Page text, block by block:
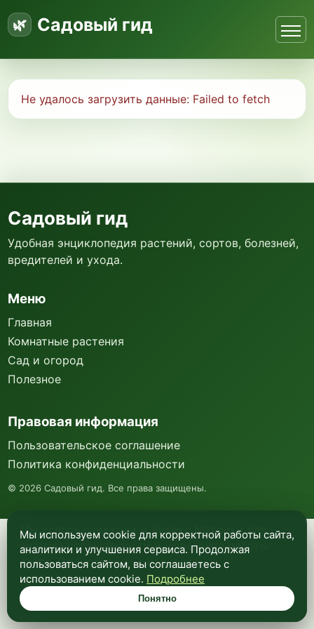
Садовый гид
Не удалось загрузить данные: Failed to fetch
Мы используем куки и Яндекс Метрику для
анализа посещаемости и улучшения работы
сайта. Подробнее —в политике
конфиденциальности.
Понятно
Садовый гид
Удобная энциклопедия растений, сортов, болезней,
вредителей и ухода.
Меню
Главная
Комнатные растения
Сад и огород
Полезное
Правовая информация
Пользовательское соглашение
Политика конфиденциальности
© 2026 Садовый гид. Все права защищены.
Мы используем cookie для корректной работы сайта,
аналитики и улучшения сервиса. Продолжая
пользоваться сайтом, вы соглашаетесь с
использованием cookie. Подробнее
Понятно